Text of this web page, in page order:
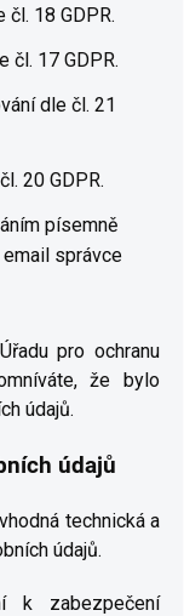
18 GDPR.
čl. 17 GDPR.
dle čl. 21
20 GDPR.
písemně
správce
pro ochranu
že bylo
údajů.
údajů
technická a
údajů.
k zabezpečení